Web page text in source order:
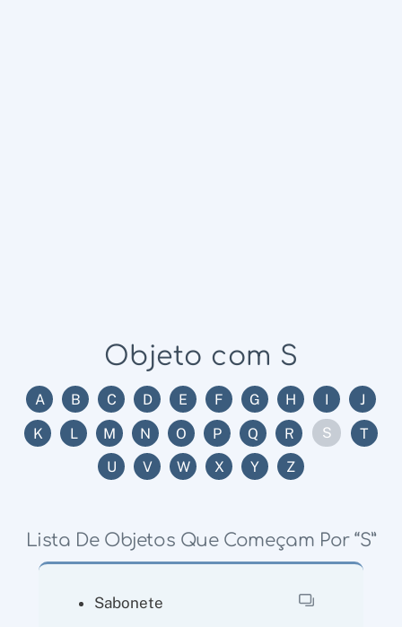
Objeto com S
A B C D E F G H I
J
K
L M N O P Q R S
T
U
V W X Y Z
Lista De Objetos Que Começam Por “S”
Sabonete